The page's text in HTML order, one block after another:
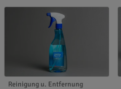
Reinigung u. Entfernung